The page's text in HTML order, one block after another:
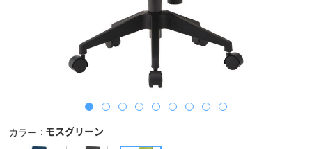
カラー モスグリーン